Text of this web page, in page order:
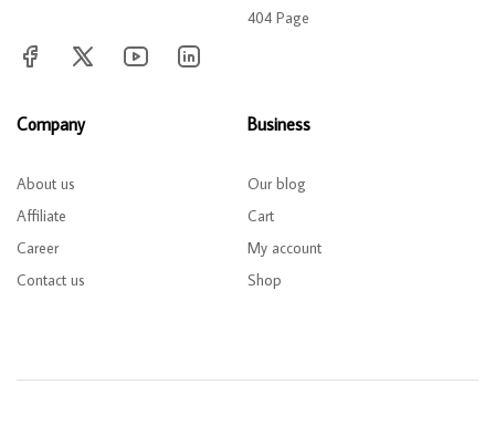
404 Page
Company
About us
Affiliate
Career
Contact us
Business
Our blog
Cart
My account
Shop